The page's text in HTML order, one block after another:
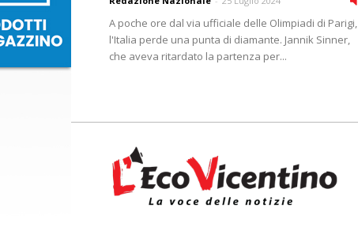
A poche ore dal via ufficiale delle Olimpiadi di Parigi,
l'Italia perde una punta di diamante. Jannik Sinner,
che aveva ritardato la partenza per...